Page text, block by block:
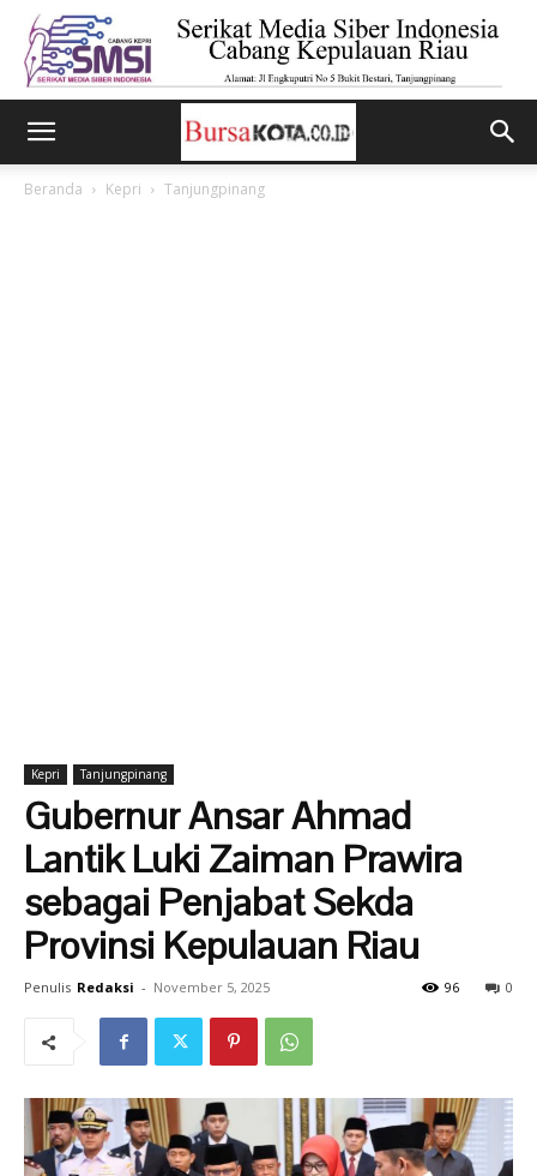
Beranda Kepri Tanjungpinang
Kepri Tanjungpinang
Gubernur Ansar Ahmad
Lantik Luki Zaiman Prawira
sebagai Penjabat Sekda
Provinsi Kepulauan Riau
Penulis Redaksi - November 5, 2025 0
96